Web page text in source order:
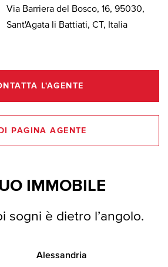
Via Barriera del Bosco, 16, 95030,
Sant'Agata li Battiati, CT, Italia
L'AGENTE
PAGINA AGENTE
IMMOBILE
sogni è dietro l’angolo.
Alessandria